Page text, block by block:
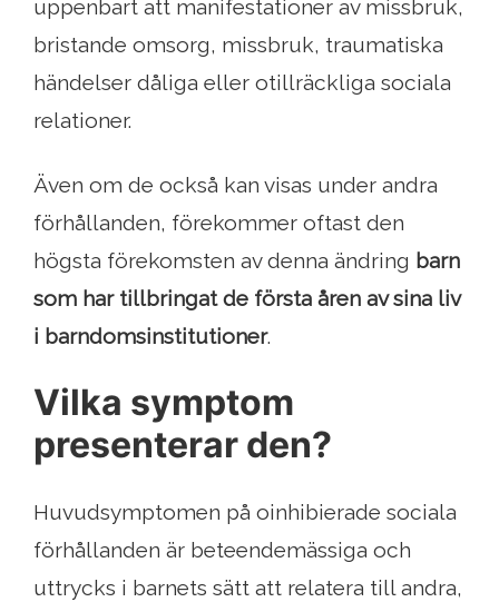
uppenbart att manifestationer av missbruk,
bristande omsorg, missbruk, traumatiska
händelser dåliga eller otillräckliga sociala
relationer.
Även om de också kan visas under andra
förhållanden, förekommer oftast den
högsta förekomsten av denna ändring barn
som har tillbringat de första åren av sina liv
i barndomsinstitutioner.
Vilka symptom
presenterar den?
Huvudsymptomen på oinhibierade sociala
förhållanden är beteendemässiga och
uttrycks i barnets sätt att relatera till andra,